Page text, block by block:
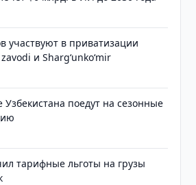
участвуют в приватизации
и Shargʻunkoʻmir
поедут на сезонные
тарифные льготы на грузы